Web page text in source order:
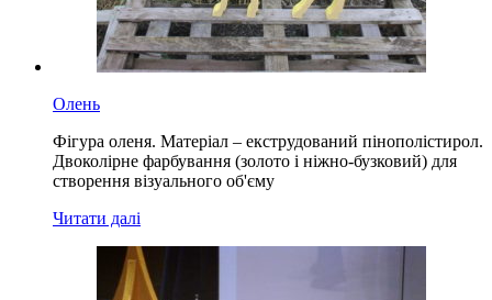
Олень
Фігура оленя. Матеріал – екструдований пінополістирол.
Двоколірне фарбування (золото і ніжно-бузковий) для
створення візуального об'єму
Читати далі